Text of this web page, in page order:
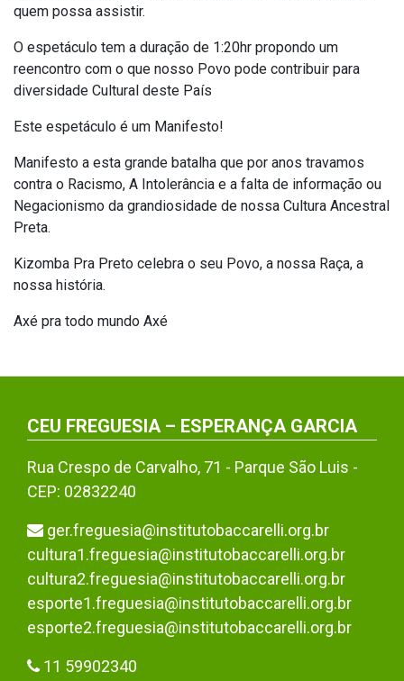
quem possa assistir.
O espetáculo tem a duração de 1:20hr propondo um
reencontro com o que nosso Povo pode contribuir para
diversidade Cultural deste País
Este espetáculo é um Manifesto!
Manifesto a esta grande batalha que por anos travamos
contra o Racismo, A Intolerância e a falta de informação ou
Negacionismo da grandiosidade de nossa Cultura Ancestral
Preta.
Kizomba Pra Preto celebra o seu Povo, a nossa Raça, a
nossa história.
Axé pra todo mundo Axé
CEU FREGUESIA – ESPERANÇA GARCIA
Rua Crespo de Carvalho, 71 - Parque São Luis -
CEP: 02832240
ger.freguesia@institutobaccarelli.org.br
cultura1.freguesia@institutobaccarelli.org.br
cultura2.freguesia@institutobaccarelli.org.br
esporte1.freguesia@institutobaccarelli.org.br
esporte2.freguesia@institutobaccarelli.org.br
11 59902340